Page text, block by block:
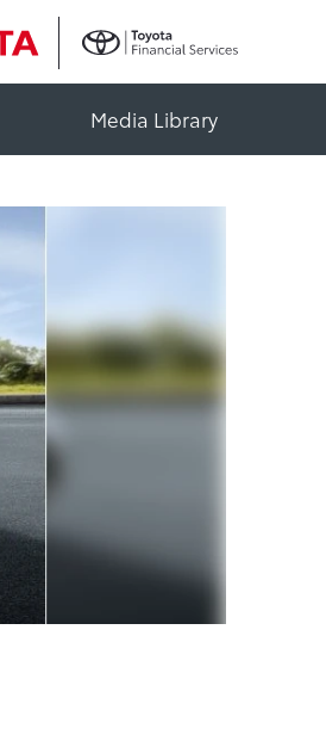
Media Library